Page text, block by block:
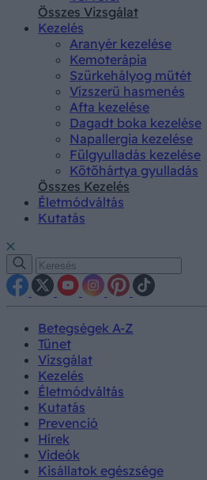
Összes Vizsgálat
Kezelés
Aranyér kezelése
Kemoterápia
Szürkehályog műtét
Vízszerű hasmenés
Afta kezelése
Dagadt boka kezelése
Napallergia kezelése
Fülgyulladás kezelése
Kötőhártya gyulladás
Összes Kezelés
Életmódváltás
Kutatás
Betegségek A-Z
Tünet
Vizsgálat
Kezelés
Életmódváltás
Kutatás
Prevenció
Hírek
Videók
Kisállatok egészsége